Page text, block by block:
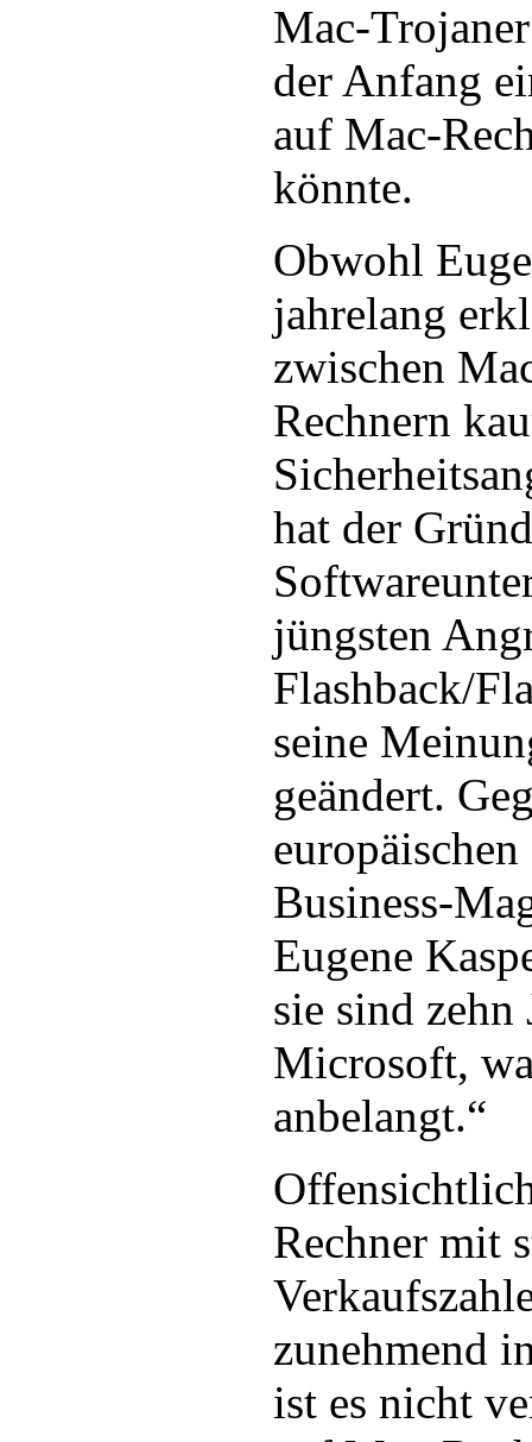
Mac-
der Anfang
auf Mac-
könnte.
Obwohl
jahrelang
zwischen
Rechnern
hat der
jüngsten
Flashback/
seine
geändert.
Business-
Eugene
sie sind zehn
Microsoft,
anbelangt.“
Rechner mit
zunehmend
ist es nicht